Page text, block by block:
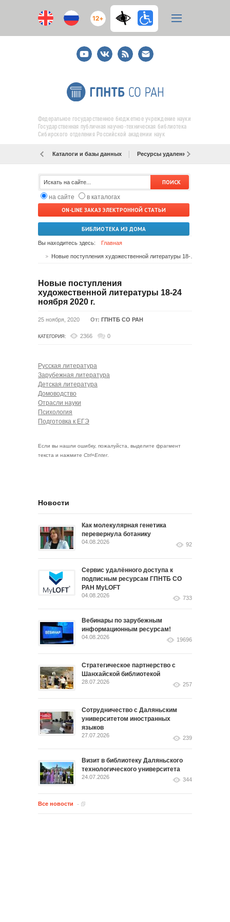
12+
YoutubeВКонтакте
RSS
E-
mail
подписка
Федеральное государственное бюджетное учреждение науки
Государственная публичная научно-техническая библиотека
Сибирского отделения Российской академии наук
Каталоги и базы данных Ресурсы удаленного доступа
на сайте
в каталогах
ON-LINE ЗАКАЗ ЭЛЕКТРОННОЙ СТАТЬИ
БИБЛИОТЕКА ИЗ ДОМА
Вы находитесь здесь: Главная
Новые поступления
художественной литературы 18-24
ноября 2020 г.
25 ноября, 2020 От: ГПНТБ СО РАН
КАТЕГОРИЯ: 2366 0
Русская литература
Зарубежная литература
Детская литература
Домоводство
Отрасли науки
Психология
Подготовка к ЕГЭ
Если вы нашли ошибку, пожалуйста, выделите фрагмент
текста и нажмите Ctrl+Enter.
Новости
Как молекулярная генетика
перевернула ботанику
04.08.2026 92
Сервис удалённого доступа к
подписным ресурсам ГПНТБ СО
РАН MyLOFT
04.08.2026 733
Вебинары по зарубежным
информационным ресурсам!
04.08.2026 19696
Стратегическое партнерство с
Шанхайской библиотекой
28.07.2026 257
Сотрудничество с Даляньским
университетом иностранных
языков
27.07.2026 239
Визит в библиотеку Даляньского
технологического университета
24.07.2026 344
Все новости